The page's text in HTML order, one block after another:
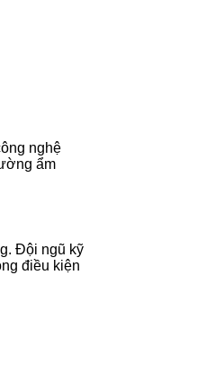
nghệ
ẩm
Đội ngũ kỹ
điều kiện